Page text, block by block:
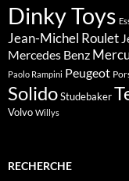
Dinky Toys
Jean-Michel Roulet
Mercedes Benz
Paolo Rampini Peugeot
SolidoStudebaker
Volvo Willys
RECHERCHE